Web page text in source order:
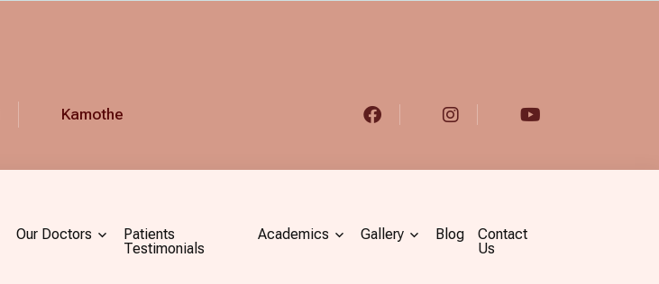
Kamothe
Our Doctors
Patients
Testimonials
Academics Gallery Blog
Contact
Us